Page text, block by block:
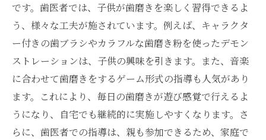
です。歯医者では、子供が歯磨きを楽しく習得できるよ
う、様々な工夫が施されています。例えば、キャラクタ
ー付きの歯ブラシやカラフルな歯磨き粉を使ったデモン
ストレーションは、子供の興味を引きます。また、音楽
に合わせて歯磨きをするゲーム形式の指導も人気があり
ます。これにより、毎日の歯磨きが遊び感覚で行えるよ
うになり、自宅でも継続的に実施しやすくなります。さ
らに、歯医者での指導は、親も参加できるため、家庭で